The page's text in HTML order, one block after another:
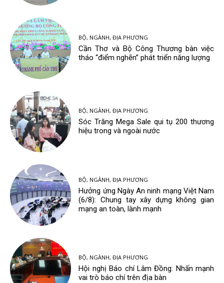
BỘ, NGÀNH, ĐỊA PHƯƠNG
Cần Thơ và Bộ Công Thương bàn việc
tháo “điểm nghẽn” phát triển năng lượng
BỘ, NGÀNH, ĐỊA PHƯƠNG
Sóc Trăng Mega Sale qui tụ 200 thương
hiệu trong và ngoài nước
BỘ, NGÀNH, ĐỊA PHƯƠNG
Hưởng ứng Ngày An ninh mạng Việt Nam
(6/8): Chung tay xây dựng không gian
mạng an toàn, lành mạnh
BỘ, NGÀNH, ĐỊA PHƯƠNG
Hội nghị Báo chí Lâm Đồng: Nhấn mạnh
vai trò báo chí trên địa bàn